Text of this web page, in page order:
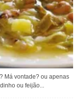
Má vontade? ou apenas
ou feijão...